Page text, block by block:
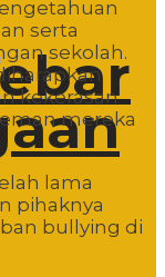
serta
sekolah.
kekerasan
mereka
lama
pihaknya
bullying di